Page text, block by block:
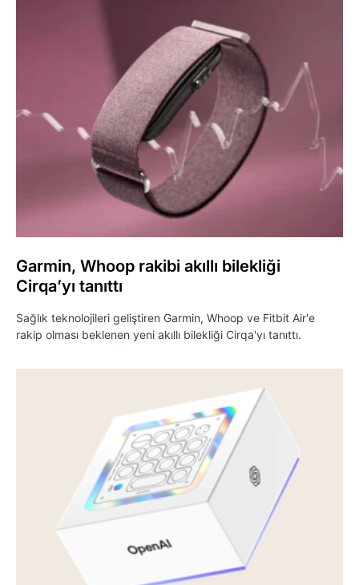
Garmin, Whoop rakibi akıllı bilekliği
Cirqa’yı tanıttı
Sağlık teknolojileri geliştiren Garmin, Whoop ve Fitbit Air'e
rakip olması beklenen yeni akıllı bilekliği Cirqa'yı tanıttı.